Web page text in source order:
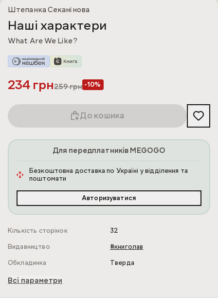
Штепанка Секанінова
Наші xарактери
What Are We Like?
234 грн259грн -10%
До кошика
Для передплатників MEGOGO
Безкоштовна доставка по Україні у відділення та
поштомати
Авторизуватися
Кількість сторінок
32
Видавництво
#книголав
Обкладинка
Тверда
Всі параметри